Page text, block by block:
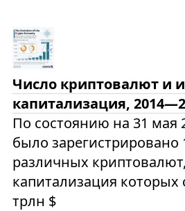
Число криптовалют и
капитализация,
По состоянию на 31 мая
было зарегистрировано
различных
капитализация которых
трлн $